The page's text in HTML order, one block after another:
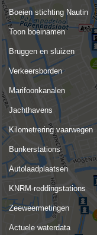
Boeien stichting Nautin
Toon boeinamen
Bruggen en sluizen
Verkeersborden
Marifoonkanalen
Jachthavens
Kilometrering vaarwegen
Bunkerstations
Autolaadplaatsen
KNRM-reddingstations
Zeeweermetingen
Actuele waterdata
Lock